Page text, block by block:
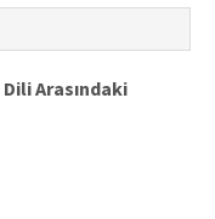
Arasındaki